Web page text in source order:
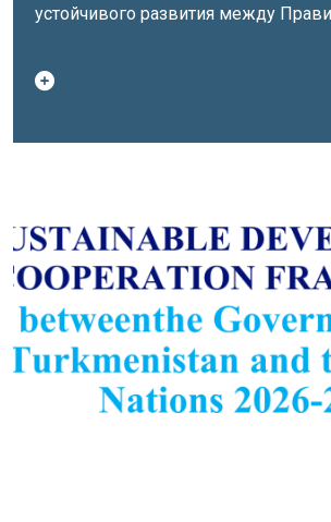
устойчивого развития между
Наций на 2026–2030 годы.Данная
программа сотрудничества была
процесса. Она обеспечивает
развития (ЦУР). Она обеспечивает
структуру для согласования
команды ООН в Туркменистане,
Туркменистана и других
поддержке возможностей роста и
содействия в решении основных
развития, стоящими перед страной,
выполнении международных